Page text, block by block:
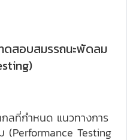
กลที่กำหนด แนวทางการ
(Performance Testing